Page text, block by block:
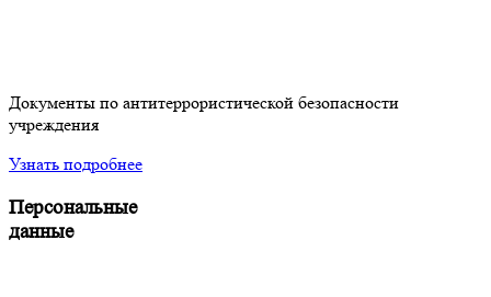
Документы по антитеррористической безопасности
учреждения
Узнать подробнее
Персональные
данные